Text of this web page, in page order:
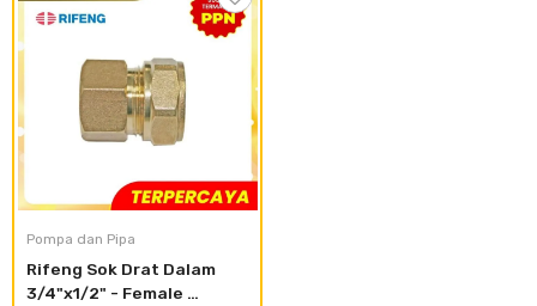
Pompa dan Pipa
Rifeng Sok Drat Dalam
3/4"x1/2" - Female